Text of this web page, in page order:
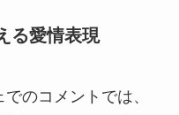
る愛情表現
のコメントでは、